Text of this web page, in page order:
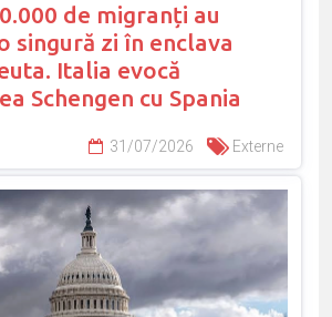
de migranți au
singură zi în enclava
Italia evocă
Schengen cu Spania
31/07/2026 Externe